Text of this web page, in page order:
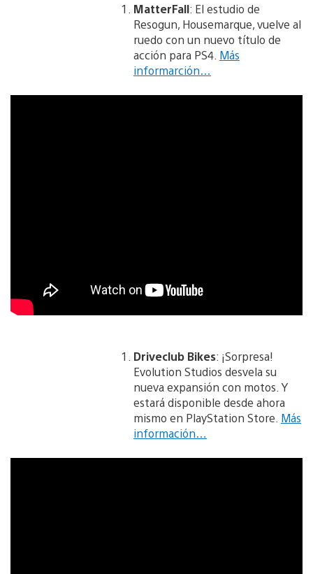
MatterFall: El estudio de
Resogun, Housemarque, vuelve al
ruedo con un nuevo título de
acción para PS4. Más
informarción…
Driveclub Bikes: ¡Sorpresa!
Evolution Studios desvela su
nueva expansión con motos. Y
estará disponible desde ahora
mismo en PlayStation Store. Más
información…